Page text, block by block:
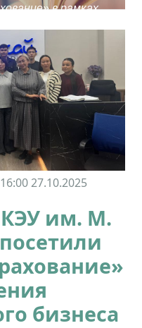
в рамках
16:00 27.10.2025
им. М.
бизнеса